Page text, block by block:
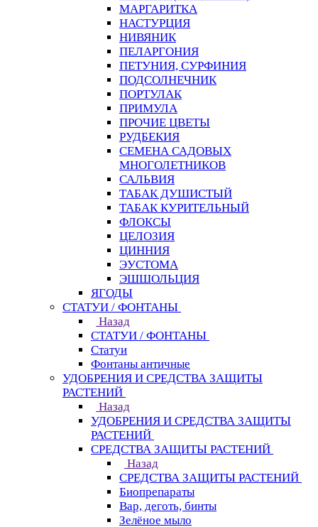
МАРГАРИТКА
НАСТУРЦИЯ
НИВЯНИК
ПЕЛАРГОНИЯ
ПЕТУНИЯ, СУРФИНИЯ
ПОДСОЛНЕЧНИК
ПОРТУЛАК
ПРИМУЛА
ПРОЧИЕ ЦВЕТЫ
РУДБЕКИЯ
СЕМЕНА САДОВЫХ
МНОГОЛЕТНИКОВ
САЛЬВИЯ
ТАБАК ДУШИСТЫЙ
ТАБАК КУРИТЕЛЬНЫЙ
ФЛОКСЫ
ЦЕЛОЗИЯ
ЦИННИЯ
ЭУСТОМА
ЭШШОЛЬЦИЯ
ЯГОДЫ
СТАТУИ / ФОНТАНЫ
Назад
СТАТУИ / ФОНТАНЫ
Статуи
Фонтаны античные
УДОБРЕНИЯ И СРЕДСТВА ЗАЩИТЫ
РАСТЕНИЙ
Назад
УДОБРЕНИЯ И СРЕДСТВА ЗАЩИТЫ
РАСТЕНИЙ
СРЕДСТВА ЗАЩИТЫ РАСТЕНИЙ
Назад
СРЕДСТВА ЗАЩИТЫ РАСТЕНИЙ
Биопрепараты
Вар, деготь, бинты
Зелёное мыло